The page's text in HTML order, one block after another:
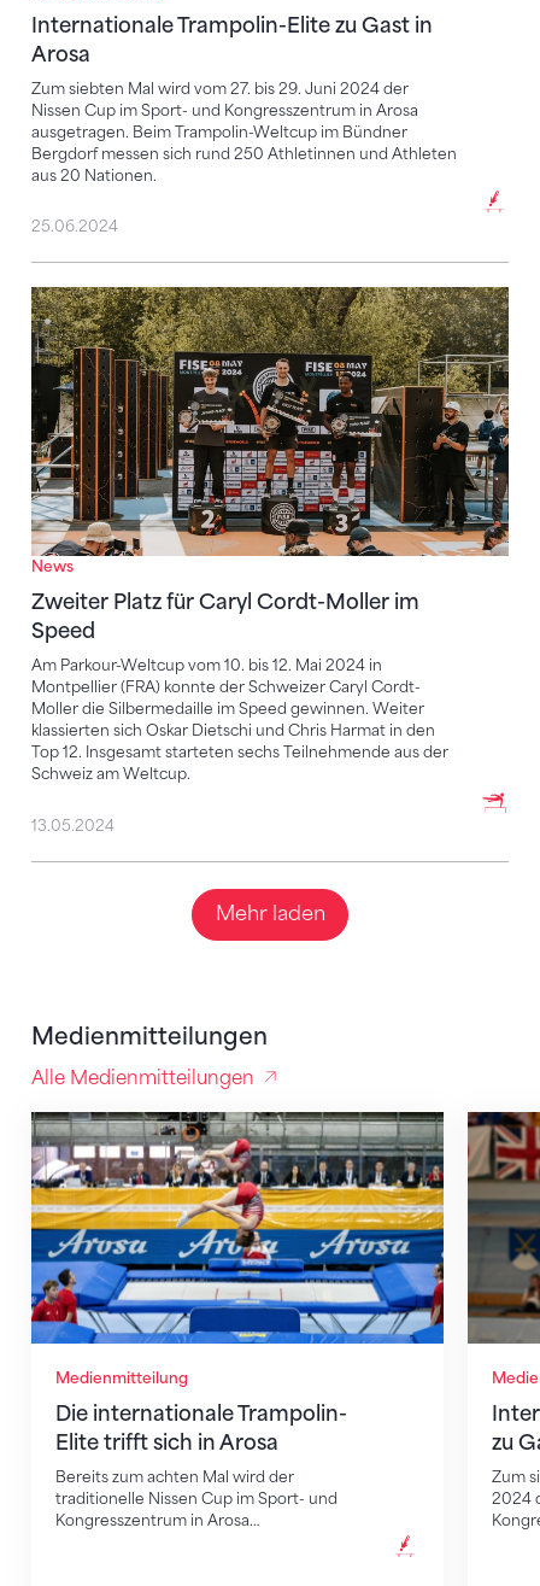
Internationale Trampolin-Elite zu Gast in
Arosa
Zum siebten Mal wird vom 27. bis 29. Juni 2024 der
Nissen Cup im Sport- und Kongresszentrum in Arosa
ausgetragen. Beim Trampolin-Weltcup im Bündner
Bergdorf messen sich rund 250 Athletinnen und Athleten
aus 20 Nationen.
25.06.2024
News
Zweiter Platz für Caryl Cordt-Moller im
Speed
Am Parkour-Weltcup vom 10. bis 12. Mai 2024 in
Montpellier (FRA) konnte der Schweizer Caryl Cordt-
Moller die Silbermedaille im Speed gewinnen. Weiter
klassierten sich Oskar Dietschi und Chris Harmat in den
Top 12. Insgesamt starteten sechs Teilnehmende aus der
Schweiz am Weltcup.
Zweiter Platz für Caryl Cordt-Moller im Speed
13.05.2024
Mehr laden
Medienmitteilungen
Alle Medienmitteilungen
Medienmitteilung
Die internationale Trampolin-
Elite trifft sich in Arosa
Bereits zum achten Mal wird der
traditionelle Nissen Cup im Sport- und
Kongresszentrum in Arosa…
Die internationale Trampolin-Elite trifft sich in Arosa
zu
Zum
2024